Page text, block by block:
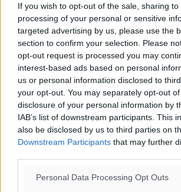
If you wish to opt-out of the sale, sharing
processing of your personal or sensitive
targeted advertising by us, please use the
section to confirm your selection. Please
opt-out request is processed you may
interest-based ads based on personal
us or personal information disclosed to
your opt-out. You may separately opt-out
disclosure of your personal information by
IAB’s list of downstream participants. This
also be disclosed by us to third parties on
Downstream Participants that may further
Personal Data Processing Opt Outs
Υπενθύμιση:
Για την μερική αναπαραγωγή της
παρεχόμενου συνδέσμου παραπομπής